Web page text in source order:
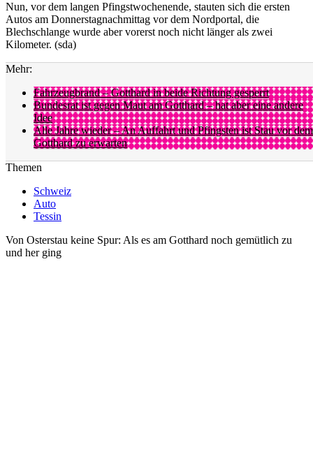
Nun, vor dem langen Pfingstwochenende, stauten sich die ersten
Autos am Donnerstagnachmittag vor dem Nordportal, die
Blechschlange wurde aber vorerst noch nicht länger als zwei
Kilometer. (sda)
Mehr:
Fahrzeugbrand – Gotthard in beide Richtung gesperrt
Bundesrat ist gegen Maut am Gotthard – hat aber eine andere
Idee
Alle Jahre wieder – An Auffahrt und Pfingsten ist Stau vor dem
Gotthard zu erwarten
Themen
Schweiz
Auto
Tessin
Von Osterstau keine Spur: Als es am Gotthard noch gemütlich zu
und her ging